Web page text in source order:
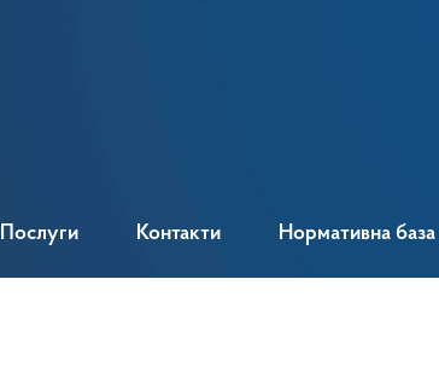
Послуги Контакти Нормативна база